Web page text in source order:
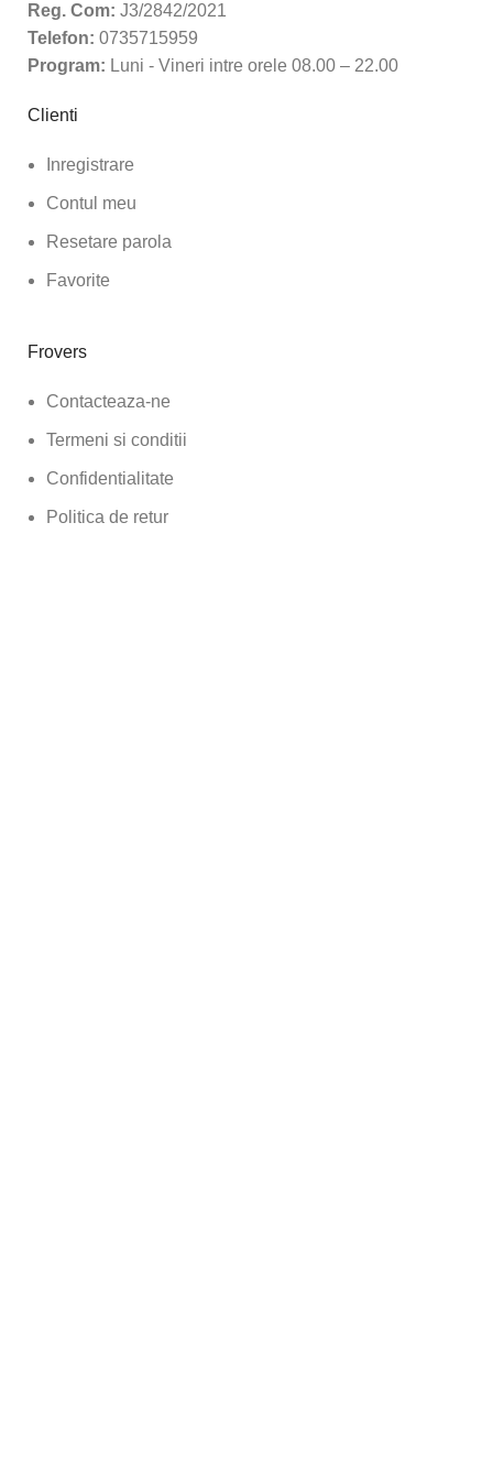
Reg. Com: J3/2842/2021
Telefon: 0735715959
Program: Luni - Vineri intre orele 08.00 – 22.00
Clienti
Inregistrare
Contul meu
Resetare parola
Favorite
Frovers
Contacteaza-ne
Termeni si conditii
Confidentialitate
Politica de retur